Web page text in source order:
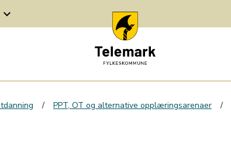
keyboard_arrow_down
PPT, OT og alternative opplæringsarenaer